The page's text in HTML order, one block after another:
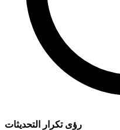
رؤى تكرار التحديثات